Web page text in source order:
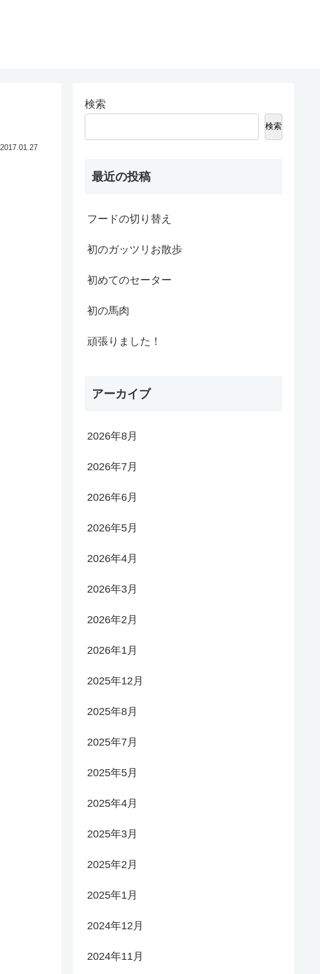
2017.01.27
検索
検索
最近の投稿
フードの切り替え
初のガッツリお散歩
初めてのセーター
初の馬肉
頑張りました！
アーカイブ
2026年8月
2026年7月
2026年6月
2026年5月
2026年4月
2026年3月
2026年2月
2026年1月
2025年12月
2025年8月
2025年7月
2025年5月
2025年4月
2025年3月
2025年2月
2025年1月
2024年12月
2024年11月